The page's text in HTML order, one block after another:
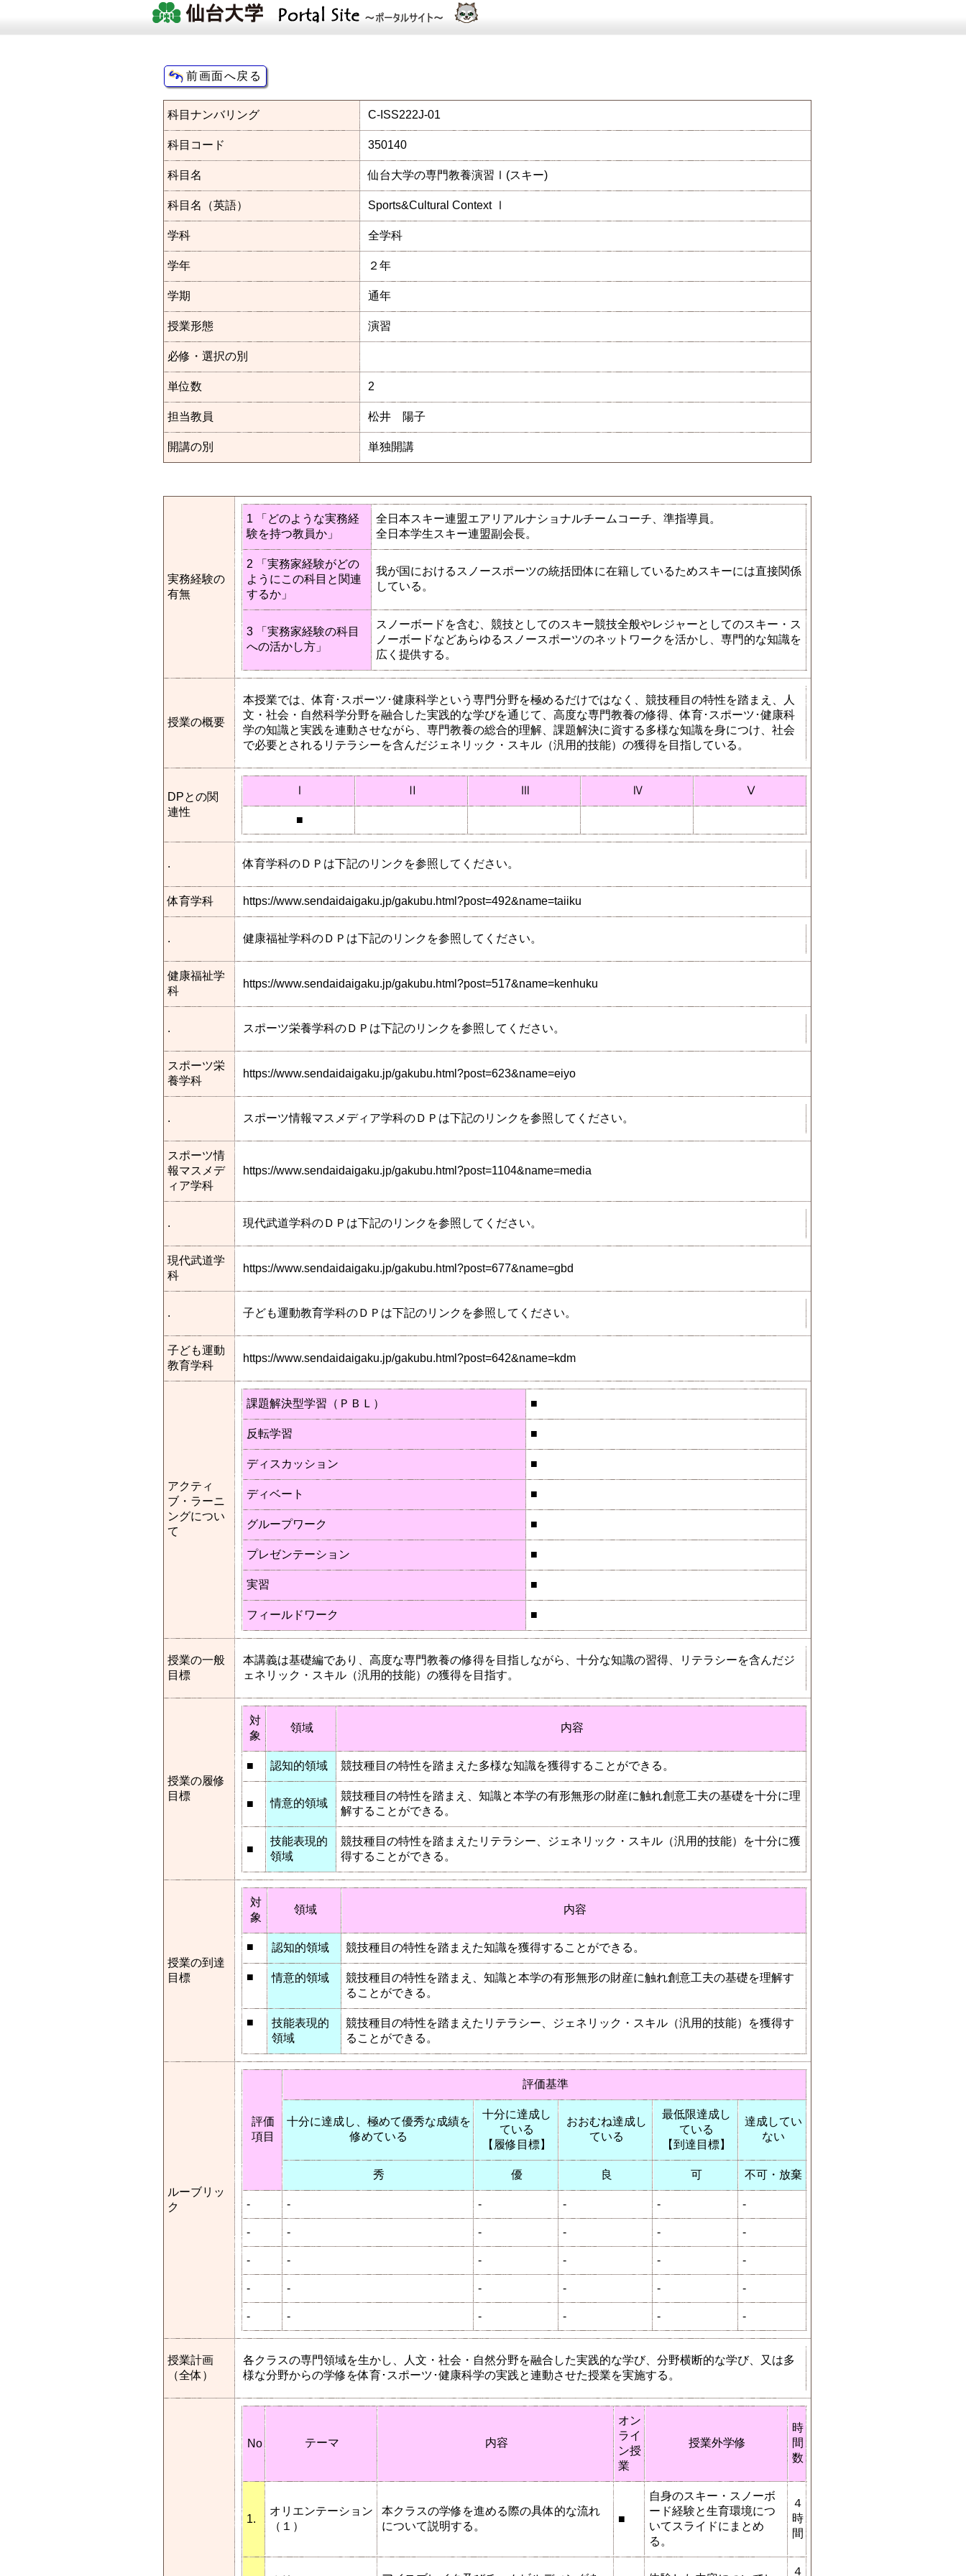
科目ナンバリング C-ISS222J-01
科目コード 350140
科目名 仙台大学の専門教養演習Ⅰ(スキー)
科目名（英語） Sports&Cultural Context Ⅰ
学科 全学科
学年 ２年
学期 通年
授業形態 演習
必修・選択の別
単位数 2
担当教員 松井 陽子
開講の別 単独開講
実務経験の
有無
1 「どのような実務経
験を持つ教員か」
全日本スキー連盟エアリアルナショナルチームコーチ、準指導員。
全日本学生スキー連盟副会長。
2 「実務家経験がどの
ようにこの科目と関連
するか」
我が国におけるスノースポーツの統括団体に在籍しているためスキーには直接関係
している。
3 「実務家経験の科目
への活かし方」
スノーボードを含む、競技としてのスキー競技全般やレジャーとしてのスキー・ス
ノーボードなどあらゆるスノースポーツのネットワークを活かし、専門的な知識を
広く提供する。
授業の概要
本授業では、体育･スポーツ･健康科学という専門分野を極めるだけではなく、競技種目の特性を踏まえ、人
文・社会・自然科学分野を融合した実践的な学びを通じて、高度な専門教養の修得、体育･スポーツ･健康科
学の知識と実践を連動させながら、専門教養の総合的理解、課題解決に資する多様な知識を身につけ、社会
で必要とされるリテラシーを含んだジェネリック・スキル（汎用的技能）の獲得を目指している。
DPとの関
連性
Ⅰ Ⅱ Ⅲ Ⅳ Ⅴ
■
. 体育学科のＤＰは下記のリンクを参照してください。
体育学科 https://www.sendaidaigaku.jp/gakubu.html?post=492&name=taiiku
. 健康福祉学科のＤＰは下記のリンクを参照してください。
健康福祉学
科
https://www.sendaidaigaku.jp/gakubu.html?post=517&name=kenhuku
. スポーツ栄養学科のＤＰは下記のリンクを参照してください。
スポーツ栄
養学科
https://www.sendaidaigaku.jp/gakubu.html?post=623&name=eiyo
. スポーツ情報マスメディア学科のＤＰは下記のリンクを参照してください。
スポーツ情
報マスメデ
ィア学科
https://www.sendaidaigaku.jp/gakubu.html?post=1104&name=media
. 現代武道学科のＤＰは下記のリンクを参照してください。
現代武道学
科
https://www.sendaidaigaku.jp/gakubu.html?post=677&name=gbd
. 子ども運動教育学科のＤＰは下記のリンクを参照してください。
子ども運動
教育学科
https://www.sendaidaigaku.jp/gakubu.html?post=642&name=kdm
アクティ
ブ・ラーニ
ングについ
て
課題解決型学習（ＰＢＬ） ■
反転学習 ■
ディスカッション ■
ディベート ■
グループワーク ■
プレゼンテーション ■
実習 ■
フィールドワーク ■
授業の一般
目標
本講義は基礎編であり、高度な専門教養の修得を目指しながら、十分な知識の習得、リテラシーを含んだジ
ェネリック・スキル（汎用的技能）の獲得を目指す。
授業の履修
目標
対
象
領域 内容
■ 認知的領域 競技種目の特性を踏まえた多様な知識を獲得することができる。
■ 情意的領域
競技種目の特性を踏まえ、知識と本学の有形無形の財産に触れ創意工夫の基礎を十分に理
解することができる。
■
技能表現的
領域
競技種目の特性を踏まえたリテラシー、ジェネリック・スキル（汎用的技能）を十分に獲
得することができる。
授業の到達
目標
対
象
領域 内容
■ 認知的領域 競技種目の特性を踏まえた知識を獲得することができる。
■ 情意的領域
競技種目の特性を踏まえ、知識と本学の有形無形の財産に触れ創意工夫の基礎を理解す
ることができる。
■
技能表現的
領域
競技種目の特性を踏まえたリテラシー、ジェネリック・スキル（汎用的技能）を獲得す
ることができる。
ルーブリッ
ク
評価
項目
評価基準
十分に達成し、極めて優秀な成績を
修めている
十分に達成し
ている
【履修目標】
おおむね達成し
ている
最低限達成し
ている
【到達目標】
達成してい
ない
秀 優 良 可 不可・放棄
- - - - - -
- - - - - -
- - - - - -
- - - - - -
- - - - - -
授業計画
（全体）
各クラスの専門領域を生かし、人文・社会・自然分野を融合した実践的な学び、分野横断的な学び、又は多
様な分野からの学修を体育･スポーツ･健康科学の実践と連動させた授業を実施する。
No テーマ 内容
オン
ライ
ン授
業
授業外学修
時
間
数
1.
オリエンテーション
（１）
本クラスの学修を進める際の具体的な流れ
について説明する。
■
自身のスキー・スノーボ
ード経験と生育環境につ
いてスライドにまとめ
る。
４
時
間
４